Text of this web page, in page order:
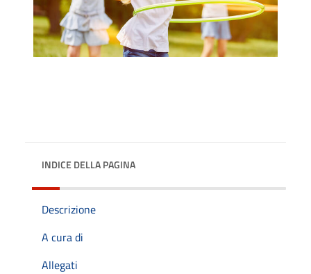
INDICE DELLA PAGINA
Descrizione
A cura di
Allegati